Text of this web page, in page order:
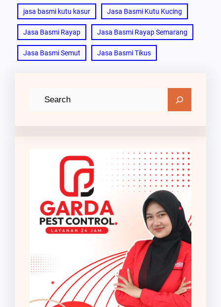
jasa basmi kutu kasur Jasa Basmi Kutu Kucing
Jasa Basmi Rayap Jasa Basmi Rayap Semarang
Jasa Basmi Semut Jasa Basmi Tikus